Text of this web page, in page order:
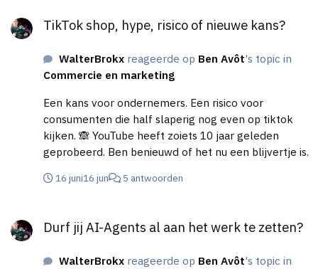
Ofwel door een spattende bubbel waar we met zijn
TikTok shop, hype, risico of nieuwe kans?
WalterBrokx reageerde op Ben Avôt's topic in
Commercie en marketing
Een kans voor ondernemers. Een risico voor
consumenten die half slaperig nog even op tiktok
kijken. 🙈 YouTube heeft zoiets 10 jaar geleden
geprobeerd. Ben benieuwd of het nu een blijvertje is.
16 juni16 jun 5 antwoorden
Durf jij AI-Agents al aan het werk te zetten?
WalterBrokx reageerde op Ben Avôt's topic in